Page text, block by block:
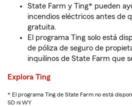
State Farm y Ting* pueden
incendios eléctricos antes de
gratuita.
El programa Ting solo está
de póliza de seguro de
inquilinos de State Farm que
Explora Ting
* El programa Ting de State Farm no está
SD ni WY